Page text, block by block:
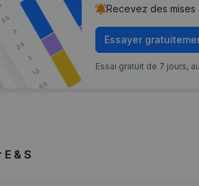
Recevez des
Essayer
Essai gratuit de 7 jours,
& S